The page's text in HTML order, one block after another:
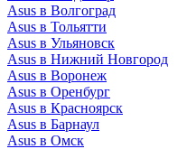
Asus в Волгоград
Asus в Тольятти
Asus в Ульяновск
Asus в Нижний Новгород
Asus в Воронеж
Asus в Оренбург
Asus в Красноярск
Asus в Барнаул
Asus в Омск